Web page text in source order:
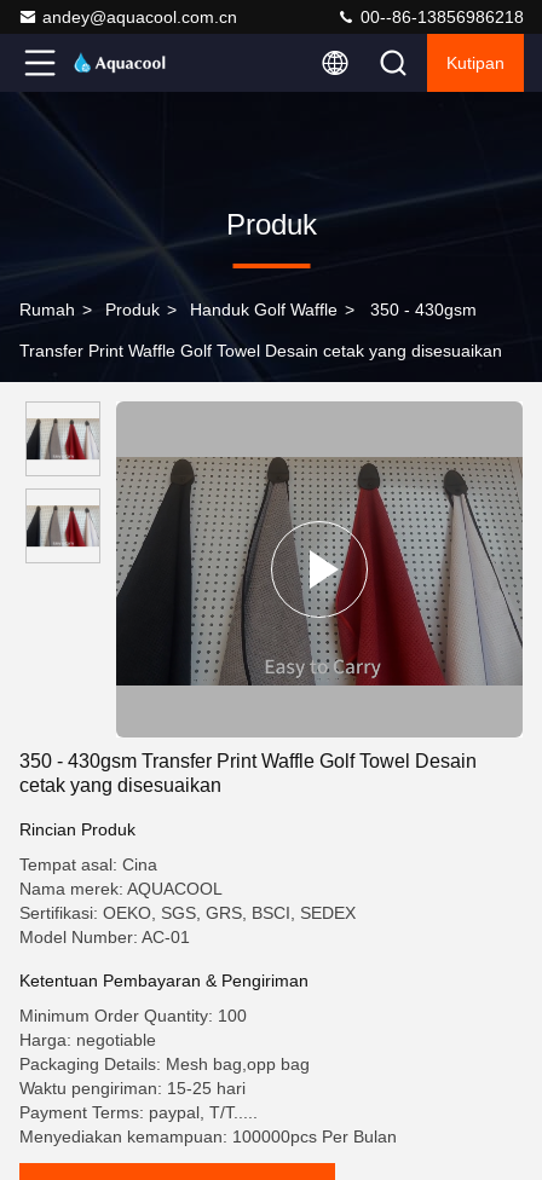
andey@aquacool.com.cn 00--86-13856986218
Kutipan
Produk
Rumah > Produk > Handuk Golf Waffle > 350 - 430gsm
Transfer Print Waffle Golf Towel Desain cetak yang disesuaikan
350 - 430gsm Transfer Print Waffle Golf Towel Desain
cetak yang disesuaikan
Rincian Produk
Tempat asal: Cina
Nama merek: AQUACOOL
Sertifikasi: OEKO, SGS, GRS, BSCI, SEDEX
Model Number: AC-01
Ketentuan Pembayaran & Pengiriman
Minimum Order Quantity: 100
Harga: negotiable
Packaging Details: Mesh bag,opp bag
Waktu pengiriman: 15-25 hari
Payment Terms: paypal, T/T.....
Menyediakan kemampuan: 100000pcs Per Bulan